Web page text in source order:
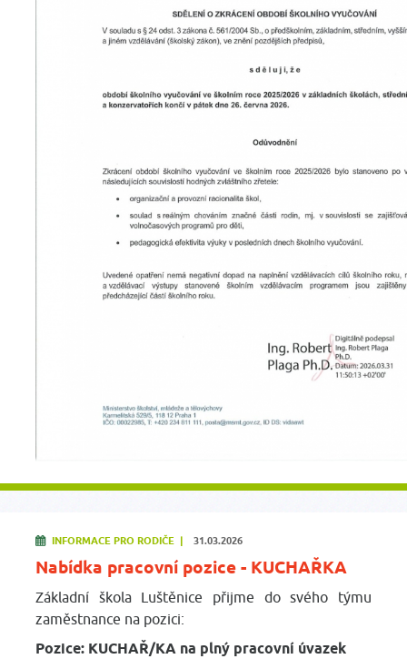
INFORMACE PRO RODIČE | 31.03.2026
Nabídka pracovní pozice - KUCHAŘKA
Základní škola Luštěnice přijme do svého týmu
zaměstnance na pozici:
Pozice: KUCHAŘ/KA na plný pracovní úvazek